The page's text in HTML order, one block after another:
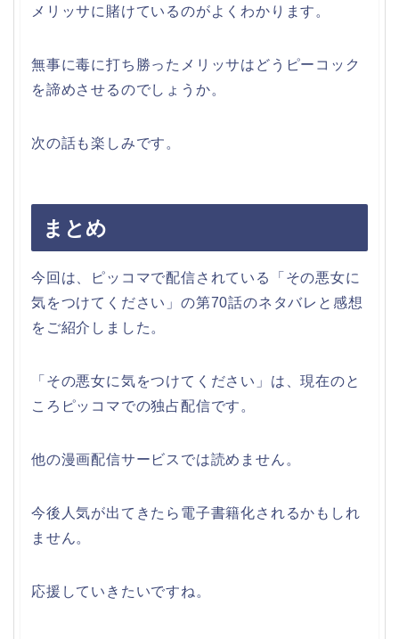
メリッサに賭けているのがよくわかります。
無事に毒に打ち勝ったメリッサはどうピーコック
を諦めさせるのでしょうか。
次の話も楽しみです。
まとめ
今回は、ピッコマで配信されている「その悪女に
気をつけてください」の第70話のネタバレと感想
をご紹介しました。
「その悪女に気をつけてください」は、現在のと
ころピッコマでの独占配信です。
他の漫画配信サービスでは読めません。
今後人気が出てきたら電子書籍化されるかもしれ
ません。
応援していきたいですね。